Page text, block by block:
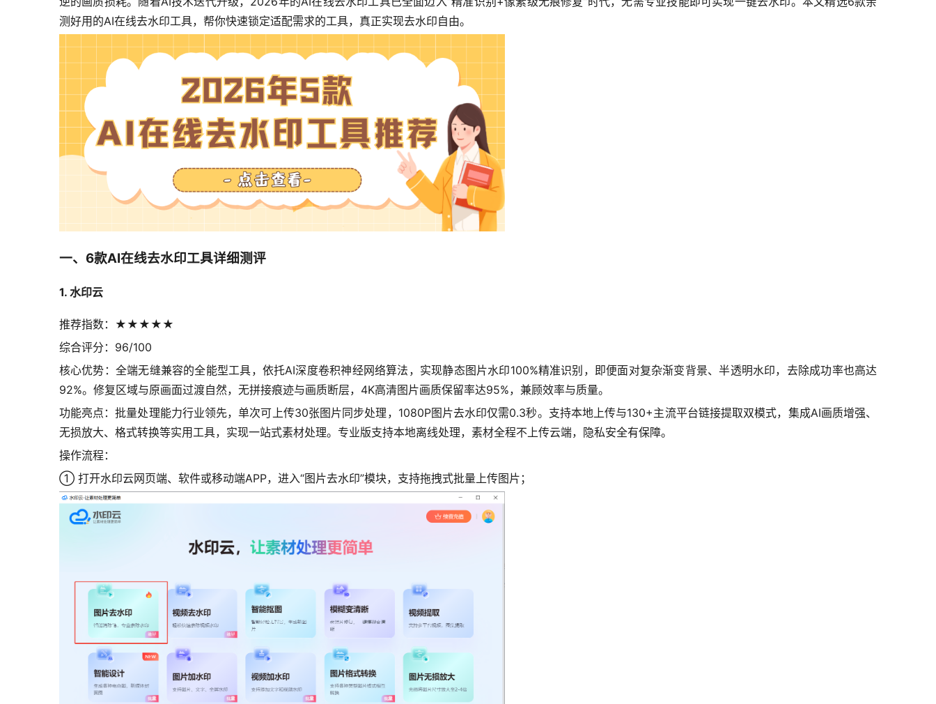
测好用的AI在线去水印工具，帮你快速锁定适配需求的工具，真正实现去水印自由。
一、6款AI在线去水印工具详细测评
1. 水印云
推荐指数：★★★★★
综合评分：96/100
核心优势：全端无缝兼容的全能型工具，依托AI深度卷积神经网络算法，实现静态图片水印100%精准识别，即便面对复杂渐变背景、半透明水印，去除成功率也高达
92%。修复区域与原画面过渡自然，无拼接痕迹与画质断层，4K高清图片画质保留率达95%，兼顾效率与质量。
功能亮点：批量处理能力行业领先，单次可上传30张图片同步处理，1080P图片去水印仅需0.3秒。支持本地上传与130+主流平台链接提取双模式，集成AI画质增强、
无损放大、格式转换等实用工具，实现一站式素材处理。专业版支持本地离线处理，素材全程不上传云端，隐私安全有保障。
操作流程：
① 打开水印云网页端、软件或移动端APP，进入“图片去水印”模块，支持拖拽式批量上传图片；